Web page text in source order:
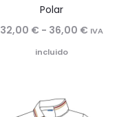
Polar
32,00 € - 36,00 €Rango
IVA
incluido